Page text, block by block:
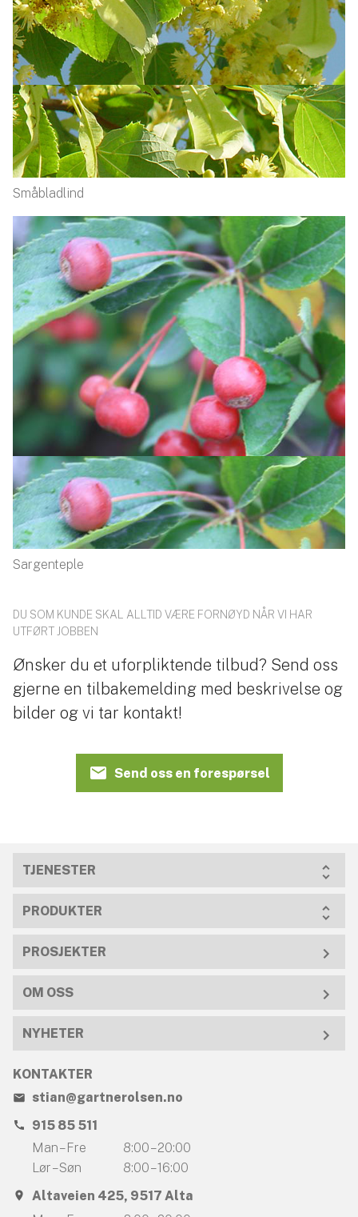
Småbladlind
Sargenteple
DU SOM KUNDE SKAL ALLTID VÆRE FORNØYD NÅR VI HAR
UTFØRT JOBBEN
Ønsker du et uforpliktende tilbud? Send oss
gjerne en tilbakemelding med beskrivelse og
bilder og vi tar kontakt!
Send oss en forespørsel
TJENESTER
PRODUKTER
PROSJEKTER
OM OSS
NYHETER
KONTAKTER
stian@gartnerolsen.no
915 85 511
Man – Fre
8:00 – 20:00
Lør – Søn
8:00 – 16:00
Altaveien 425, 9517 Alta